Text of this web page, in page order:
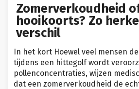
Zomerverkoudheid
hooikoorts? Zo
verschil
In het kort Hoewel veel mensen
tijdens een hittegolf wordt
pollenconcentraties, wijzen
dat een zomerverkoudheid de